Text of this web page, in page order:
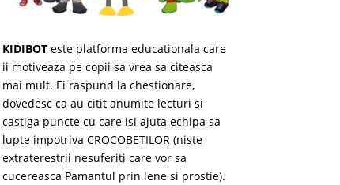
KIDIBOT este platforma educationala care
ii motiveaza pe copii sa vrea sa citeasca
mai mult. Ei raspund la chestionare,
dovedesc ca au citit anumite lecturi si
castiga puncte cu care isi ajuta echipa sa
lupte impotriva CROCOBETILOR (niste
extraterestrii nesuferiti care vor sa
cucereasca Pamantul prin lene si prostie).